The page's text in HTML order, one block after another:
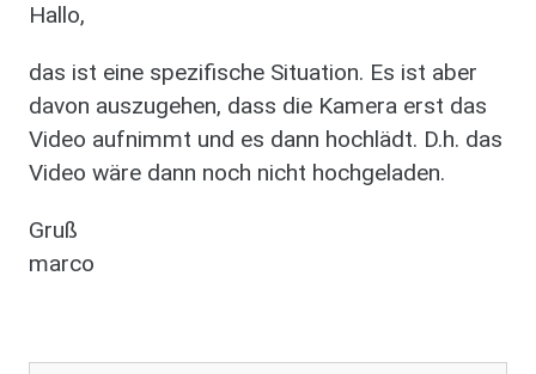
Hallo,
das ist eine spezifische Situation. Es ist aber
davon auszugehen, dass die Kamera erst das
Video aufnimmt und es dann hochlädt. D.h. das
Video wäre dann noch nicht hochgeladen.
Gruß
marco